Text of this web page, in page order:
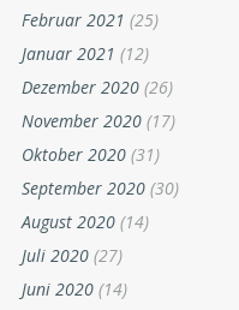
Februar 2021 (25)
Januar 2021 (12)
Dezember 2020 (26)
November 2020 (17)
Oktober 2020 (31)
September 2020 (30)
August 2020 (14)
Juli 2020 (27)
Juni 2020 (14)